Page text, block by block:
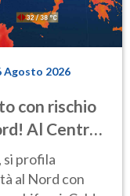
Agosto 2026
con rischio
Al Centro-
si profila
al Nord con